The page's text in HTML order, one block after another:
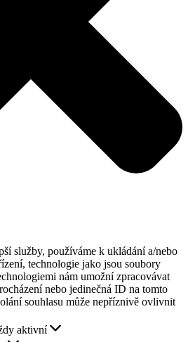
služby, používáme k ukládání a/nebo
technologie jako jsou soubory
nám umožní zpracovávat
nebo jedinečná ID na tomto
souhlasu může nepříznivě ovlivnit
aktivní